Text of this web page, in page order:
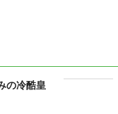
の冷酷皇